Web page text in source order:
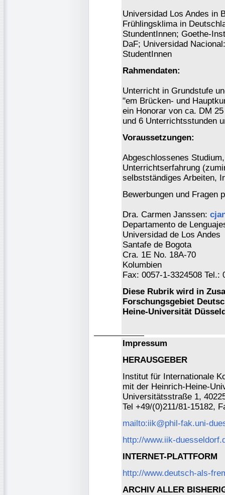
Universidad Los Andes in
Frühlingsklima in
StundentInnen; Goethe-
DaF; Universidad
StudentInnen
Rahmendaten:
Unterricht in Grundstufe
"em Brücken- und
ein Honorar von ca. DM
und 6 Unterrichtsstunden
Voraussetzungen:
Abgeschlossenes
Unterrichtserfahrung
selbstständiges Arbeiten,
Bewerbungen und Fragen
Dra. Carmen Janssen:
Departamento de
Universidad de Los Andes
Santafe de Bogota
Cra. 1E No. 18A-70
Kolumbien
Fax: 0057-1-3324508 Tel.:
Diese Rubrik wird in
Forschungsgebiet
Heine-Universität
Impressum
HERAUSGEBER
Institut für Internationale
mit der Heinrich-Heine-
Universitätsstraße 1,
Tel +49/(0)211/81-15182,
mailto:iik@phil-fak.uni-
http://www.iik-
INTERNET-PLATTFORM
http://www.deutsch-als-
ARCHIV ALLER